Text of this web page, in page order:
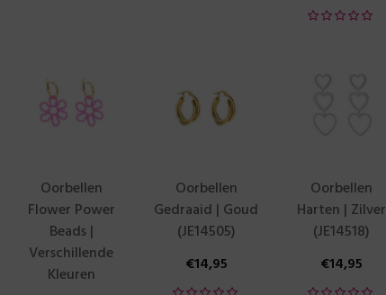
Oorbellen
Flower Power
Beads |
Verschillende
Kleuren
Oorbellen
Gedraaid | Goud
(JE14505)
€14,95
Oorbellen
Harten | Zilver
(JE14518)
€14,95